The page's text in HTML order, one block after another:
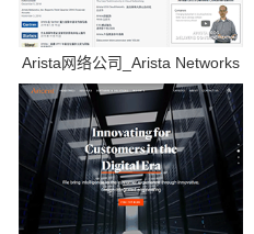
Arista网络公司_Arista Networks